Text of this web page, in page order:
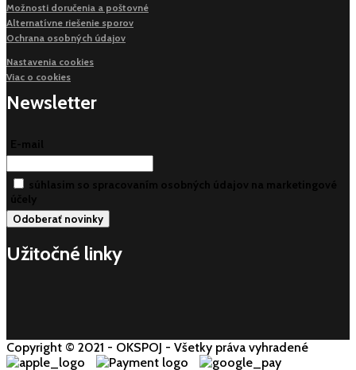
Možnosti doručenia a poštovné
Alternatívne riešenie sporov
Ochrana osobných údajov
Nastavenia cookies
Viac o cookies
Newsletter
E-mail
súhlasim so spracovaním osobných údajov na marketingové
účely
Užitočné linky
Copyright © 2021 - OKSPOJ - Všetky práva vyhradené